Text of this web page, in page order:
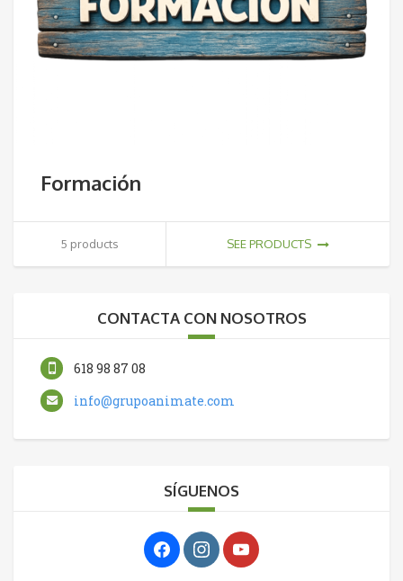
Formación
5 products SEE PRODUCTS
CONTACTA CON NOSOTROS
618 98 87 08
info@grupoanimate.com
SÍGUENOS